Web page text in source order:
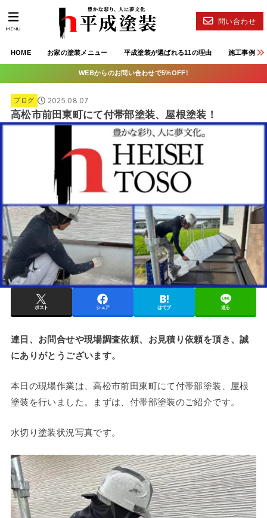
HOME お家の塗装メニュー 平成塗装が選ばれる11の理由 施工事例
問い合わせ
MENU
WEBからのお問い合わせで5%OFF!
ブログ 2025.08.07
高松市前田東町にて付帯部塗装、屋根塗装！
ポスト シェア はてブ 送る
連日、お問合せや現場調査依頼、お見積り依頼を頂き、誠
にありがとうございます。
本日の現場作業は、高松市前田東町にて付帯部塗装、屋根
塗装を行いました。まずは、付帯部塗装のご紹介です。
水切り塗装状況写真です。